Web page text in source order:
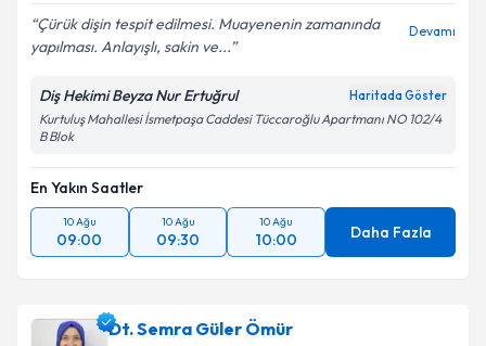
Çürük dişin tespit edilmesi. Muayenenin zamanında
yapılması. Anlayışlı, sakin ve...
Devamı
Diş Hekimi Beyza Nur Ertuğrul Haritada Göster
Kurtuluş Mahallesi İsmetpaşa Caddesi Tüccaroğlu Apartmanı NO 102/4
B Blok
En Yakın Saatler
10 Ağu
09:00
10 Ağu
09:30
10 Ağu
10:00 Daha Fazla
Dt. Semra Güler Ömür